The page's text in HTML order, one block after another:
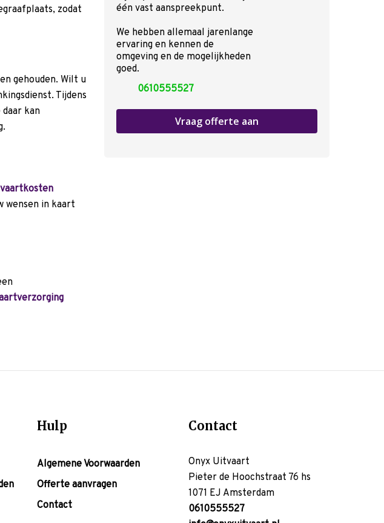
zodat
gehouden. Wilt u
Tijdens
kan
wensen in kaart
één vast aanspreekpunt.
We hebben allemaal jarenlange
ervaring en kennen de
omgeving en de mogelijkheden
goed.
0610555527
Vraag offerte aan
Hulp
Algemene Voorwaarden
Offerte aanvragen
Contact
Contact
Onyx Uitvaart
Pieter de Hoochstraat 76 hs
1071 EJ Amsterdam
0610555527
Rondom de uitvaart
Checklist
Onze nazorg
Asbestemming of
Ervaringen van nabestaanden
Nieuws